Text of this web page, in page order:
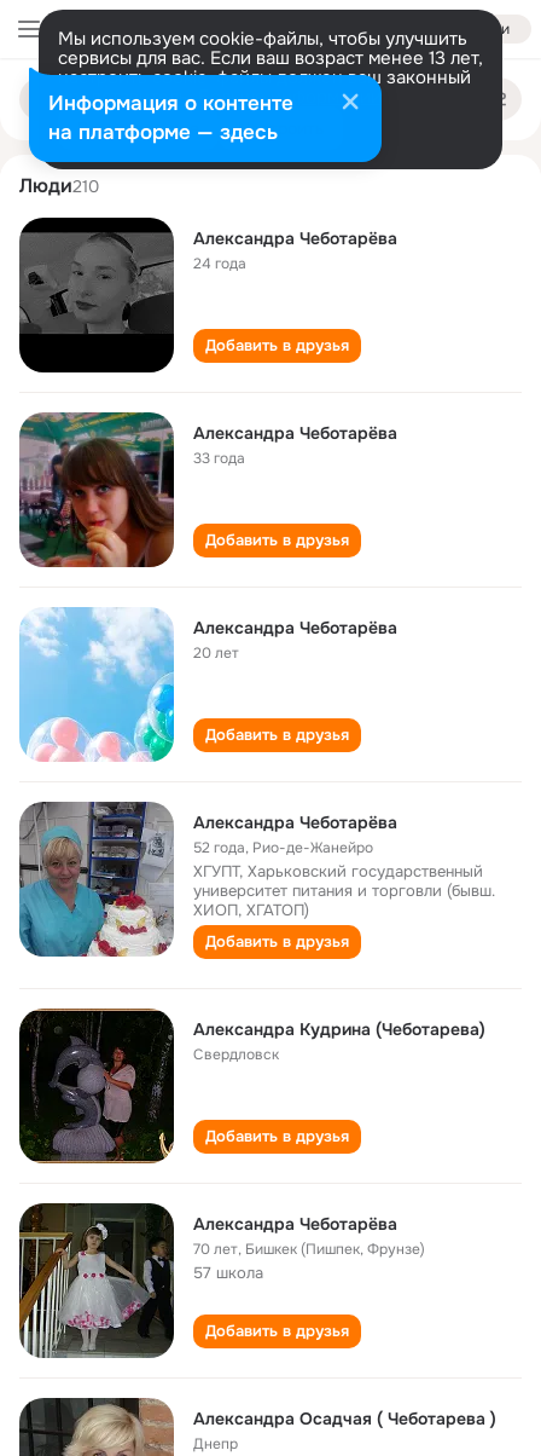
Войти
Мы используем cookie-файлы, чтобы улучшить
сервисы для вас. Если ваш возраст менее 13 лет,
настроить cookie-файлы должен ваш законный
представитель. Больше информации
Разрешить все Настроить
Поиск
людям
aleksandra chebotareva
Люди210
Александра Чеботарёва
24 года
Добавить в друзья
Александра Чеботарёва
33 года
Добавить в друзья
Александра Чеботарёва
20 лет
Добавить в друзья
Александра Чеботарёва
52 года, Рио-де-Жанейро
ХГУПТ, Харьковский государственный
университет питания и торговли (бывш.
ХИОП, ХГАТОП)
Добавить в друзья
Александра Кудрина (Чеботарева)
Свердловск
Добавить в друзья
Александра Чеботарёва
70 лет, Бишкек (Пишпек, Фрунзе)
57 школа
Добавить в друзья
Александра Осадчая ( Чеботарева )
Днепр
Информация о контенте
на платформе — здесь